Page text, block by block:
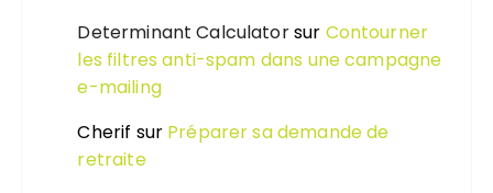
Determinant Calculatorsur Contourner
les filtres anti-spam dans une campagne
e-mailing
Cherif sur Préparer sa demande de
retraite